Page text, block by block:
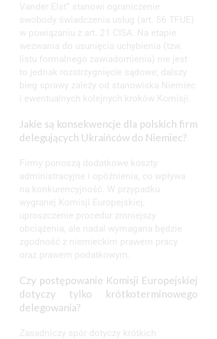
Vander Elst” stanowi ograniczenie
swobody świadczenia usług (art. 56 TFUE)
w powiązaniu z art. 21 CISA. Na etapie
wezwania do usunięcia uchybienia (tzw.
listu formalnego zawiadomienia) nie jest
to jednak rozstrzygnięcie sądowe; dalszy
bieg sprawy zależy od stanowiska Niemiec
i ewentualnych kolejnych kroków Komisji.
Jakie są konsekwencje dla polskich firm
delegujących Ukraińców do Niemiec?
Firmy ponoszą dodatkowe koszty
administracyjne i opóźnienia, co wpływa
na konkurencyjność. W przypadku
wygranej Komisji Europejskiej,
uproszczenie procedur zmniejszy
obciążenia, ale nadal wymagana będzie
zgodność z niemieckim prawem pracy
oraz prawem podatkowym.
Czy postępowanie Komisji Europejskiej
dotyczy tylko krótkoterminowego
delegowania?
Zasadniczy spór dotyczy krótkich